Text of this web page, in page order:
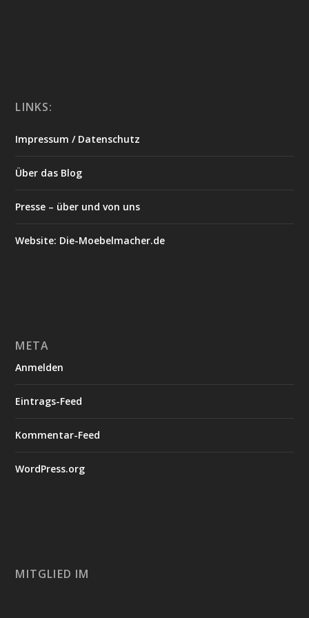
LINKS:
Impressum / Datenschutz
Über das Blog
Presse – über und von uns
Website: Die-Moebelmacher.de
META
Anmelden
Eintrags-Feed
Kommentar-Feed
WordPress.org
MITGLIED IM